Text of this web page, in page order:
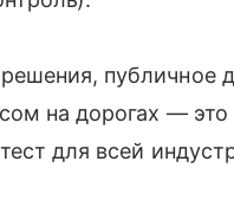
публичное
на дорогах — это
для всей